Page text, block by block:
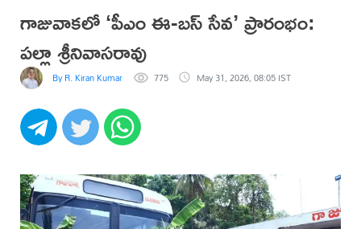
గాజువాకలో ‘పీఎం ఈ-బస్ సేవ’ ప్రారంభం:
పల్లా శ్రీనివాసరావు
By R. Kiran Kumar 775 May 31, 2026, 08:05 IST